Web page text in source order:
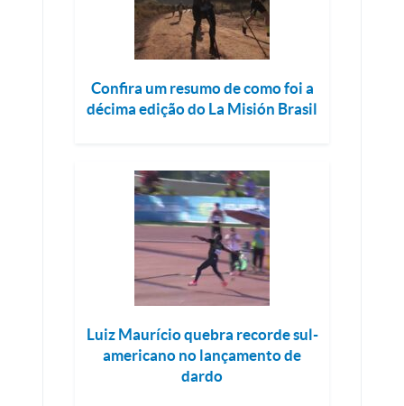
Confira um resumo de como foi a
décima edição do La Misión Brasil
Luiz Maurício quebra recorde sul-
americano no lançamento de
dardo